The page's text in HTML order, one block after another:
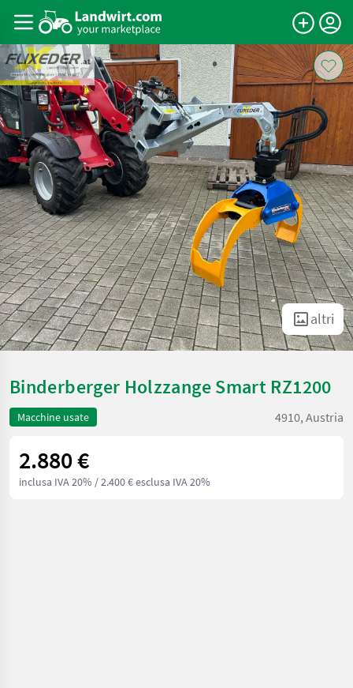
altri
Binderberger Holzzange Smart RZ1200
Macchine usate 4910, Austria
2.880 €
inclusa IVA 20% / 2.400 € esclusa IVA 20%